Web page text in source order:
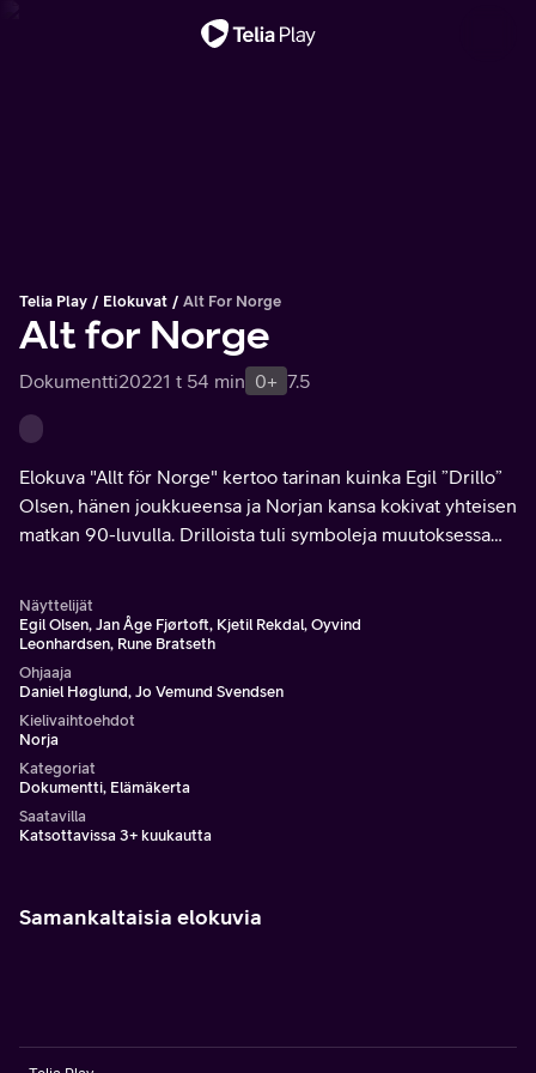
Telia Play Elokuvat Alt For Norge
Alt for Norge
Dokumentti20221 t 54 min 0+ 7.5
Elokuva "Allt för Norge" kertoo tarinan kuinka Egil ”Drillo”
Olsen, hänen joukkueensa ja Norjan kansa kokivat yhteisen
matkan 90-luvulla. Drilloista tuli symboleja muutoksessa
Näyttelijät
Egil Olsen, Jan Åge Fjørtoft, Kjetil Rekdal, Oyvind
Leonhardsen, Rune Bratseth
Ohjaaja
Daniel Høglund, Jo Vemund Svendsen
Kielivaihtoehdot
Norja
Kategoriat
Dokumentti, Elämäkerta
Saatavilla
Katsottavissa 3+ kuukautta
Samankaltaisia elokuvia